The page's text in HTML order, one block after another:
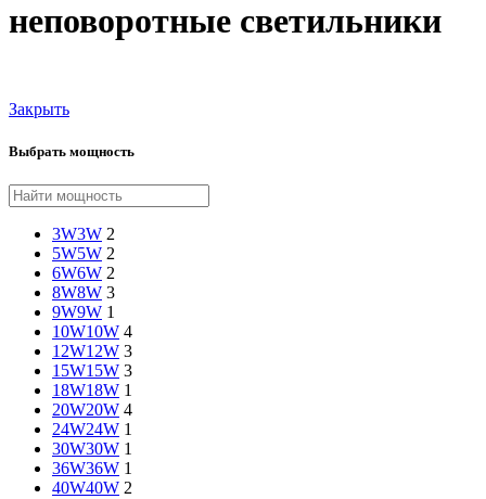
неповоротные светильники
Закрыть
Выбрать мощность
3W3W 2
5W5W 2
6W6W 2
8W8W 3
9W9W 1
10W10W 4
12W12W 3
15W15W 3
18W18W 1
20W20W 4
24W24W 1
30W30W 1
36W36W 1
40W40W 2